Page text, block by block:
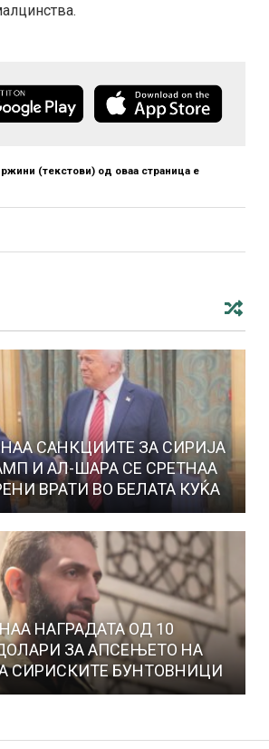
(текстови) од оваа страница е
САНКЦИИТЕ ЗА СИРИЈА
И АЛ-ШАРА СЕ СРЕТНАА
ВРАТИ ВО БЕЛАТА КУЌА
НАГРАДАТА ОД 10
ЗА АПСЕЊЕТО НА
СИРИСКИТЕ БУНТОВНИЦИ